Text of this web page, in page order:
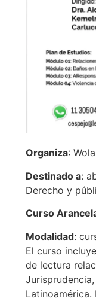
Organiza:
Destinado a:
Derecho y
Curso
Modalidad:
El curso
de lectura